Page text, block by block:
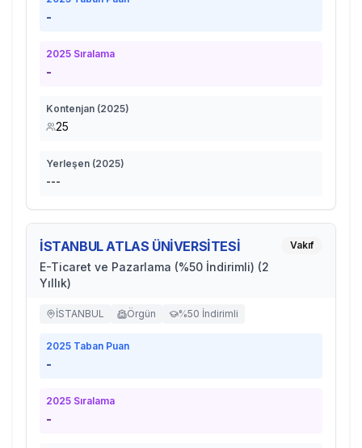
-
2025 Sıralama
-
Kontenjan (2025)
25
Yerleşen (2025)
---
İSTANBUL ATLAS ÜNİVERSİTESİ
E-Ticaret ve Pazarlama (%50 İndirimli) (2
Yıllık)
Vakıf
İSTANBUL Örgün %50 İndirimli
2025 Taban Puan
-
2025 Sıralama
-